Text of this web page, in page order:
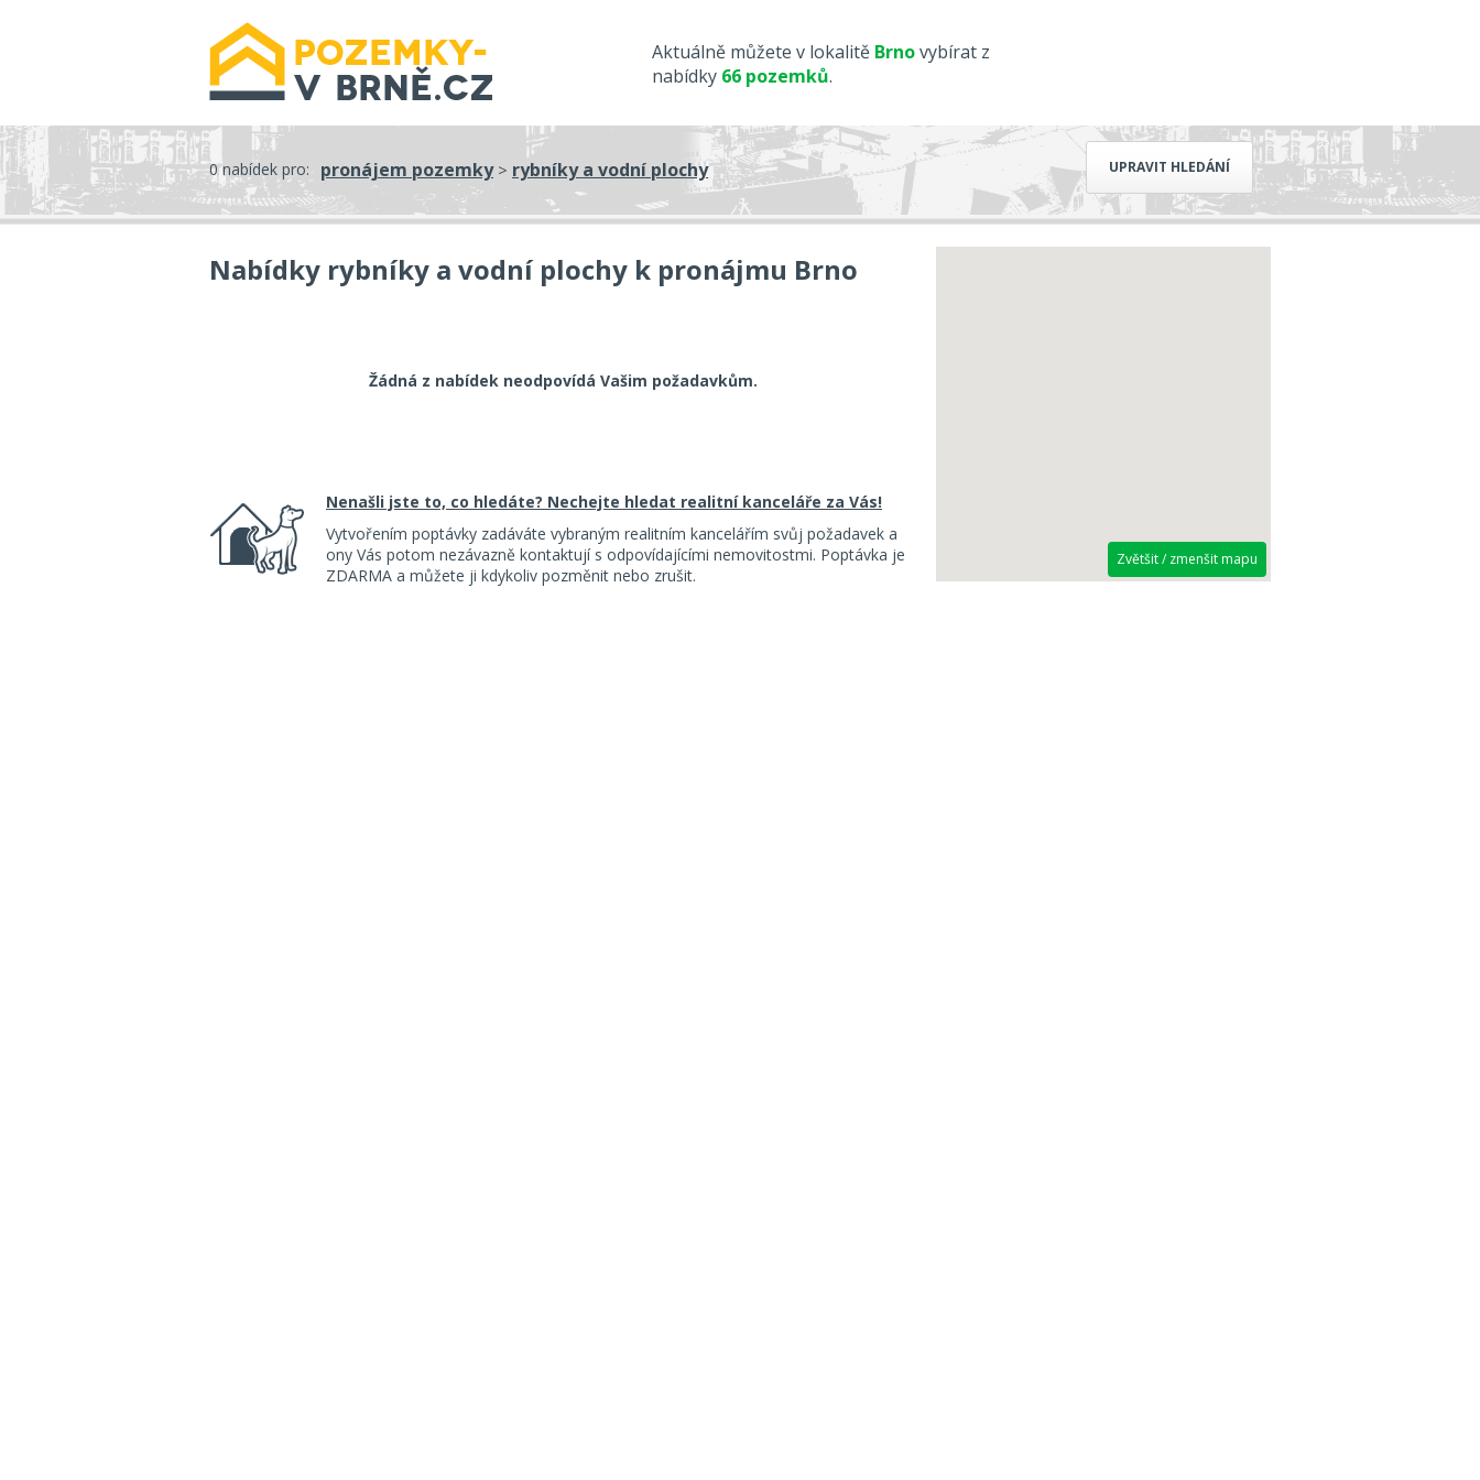
Aktuálně můžete v lokalitě Brnovybírat z
nabídky 66 pozemků.
UPRAVIT HLEDÁNÍ
0 nabídek pro: pronájem pozemky> rybníky a vodní plochy
Nabídky rybníky a vodní plochy k pronájmu Brno
Žádná z nabídek neodpovídá Vašim požadavkům.
Nenašli jste to, co hledáte? Nechejte hledat realitní kanceláře za Vás!
Vytvořením poptávky zadáváte vybraným realitním kancelářím svůj požadavek a
ony Vás potom nezávazně kontaktují s odpovídajícími nemovitostmi. Poptávka je
ZDARMA a můžete ji kdykoliv pozměnit nebo zrušit.
Zvětšit / zmenšit mapu